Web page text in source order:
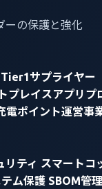
ーの保護と強化
Tier1サプライヤー
プレイスアプリプ
電ポイント運営事
リティ スマートコ
ム保護 SBOM管理